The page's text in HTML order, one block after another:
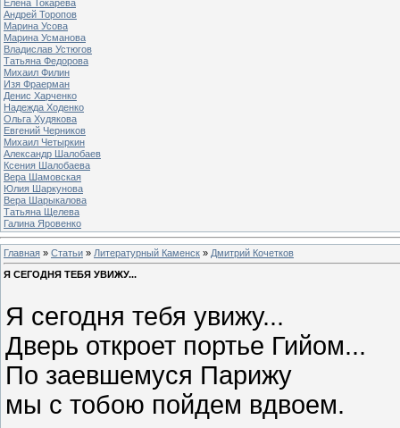
Елена Токарева
Андрей Торопов
Марина Усова
Марина Усманова
Владислав Устюгов
Татьяна Федорова
Михаил Филин
Изя Фраерман
Денис Харченко
Надежда Ходенко
Ольга Худякова
Евгений Черников
Михаил Четыркин
Александр Шалобаев
Ксения Шалобаева
Вера Шамовская
Юлия Шаркунова
Вера Шарыкалова
Татьяна Щелева
Галина Яровенко
Главная » Статьи » Литературный Каменск » Дмитрий Кочетков
Я СЕГОДНЯ ТЕБЯ УВИЖУ...
Я сегодня тебя увижу...
Дверь откроет портье Гийом...
По заевшемуся Парижу
мы с тобою пойдем вдвоем.